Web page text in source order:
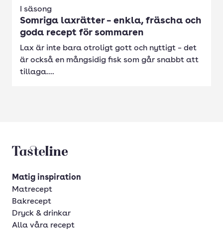
I säsong
Somriga laxrätter – enkla, fräscha och
goda recept för sommaren
Lax är inte bara otroligt gott och nyttigt – det
är också en mångsidig fisk som går snabbt att
tillaga....
Tasteline startsida
Matig inspiration
Matrecept
Bakrecept
Dryck & drinkar
Alla våra recept